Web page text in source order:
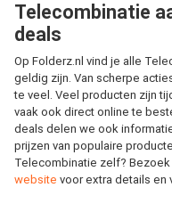
Telecombinatie
deals
Op Folderz.nl vind je alle
geldig zijn. Van scherpe
te veel. Veel producten zijn
vaak ook direct online te
deals delen we ook
prijzen van populaire
Telecombinatie zelf?
website voor extra details en